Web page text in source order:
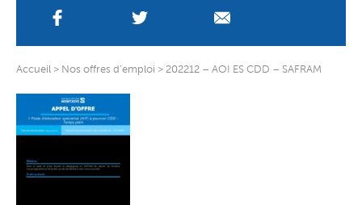
Accueil > Nos offres d’emploi > 202212 – AOI ES CDD – SAFRAM